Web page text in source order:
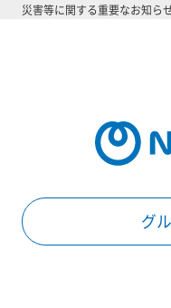
災害等に関する重要なお知ら
グ